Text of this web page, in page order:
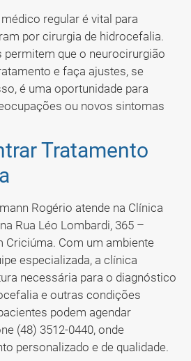
regular é vital para
por cirurgia de hidrocefalia.
permitem que o neurocirurgião
e faça ajustes, se
é uma oportunidade para
ou novos sintomas
Tratamento
Rogério atende na Clínica
Rua Léo Lombardi, 365 –
Criciúma. Com um ambiente
especializada, a clínica
necessária para o diagnóstico
e outras condições
podem agendar
(48) 3512-0440, onde
personalizado e de qualidade.